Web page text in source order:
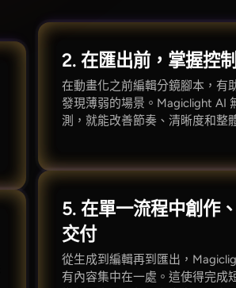
2. 在匯出前，掌握控
在動畫化之前編輯分鏡腳本，有
發現薄弱的場景。Magiclight AI
測，就能改善節奏、清晰度和整
5. 在單一流程中創作
交付
從生成到編輯再到匯出，
有內容集中在一處。這使得完成